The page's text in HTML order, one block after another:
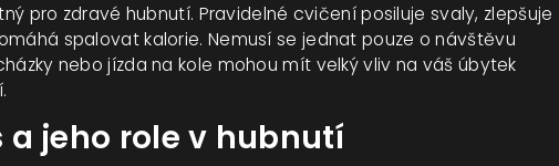
pro zdravé hubnutí. Pravidelné cvičení posiluje svaly, zlepšuje
spalovat kalorie. Nemusí se jednat pouze o návštěvu
nebo jízda na kole mohou mít velký vliv na váš úbytek
jeho role v hubnutí